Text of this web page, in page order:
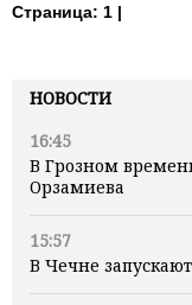
НОВОСТИ
16:45
В Грозном
Орзамиева
15:57
В Чечне
Страница: 1 |